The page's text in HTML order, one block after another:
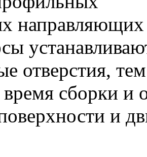
отверстия,
сборки и
и